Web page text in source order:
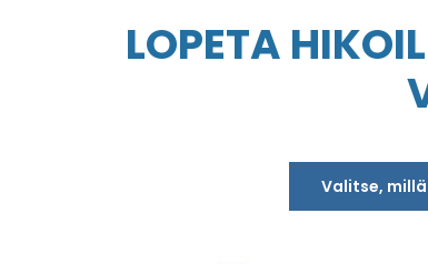
LOPETA
Valitse,